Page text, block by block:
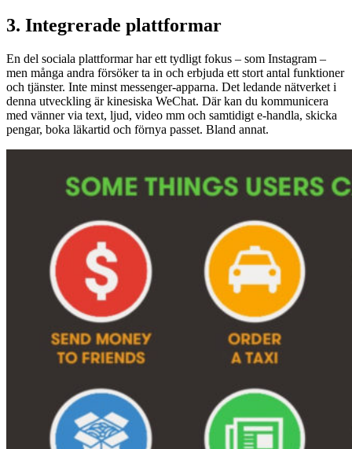
3. Integrerade plattformar
En del sociala plattformar har ett tydligt fokus – som Instagram –
men många andra försöker ta in och erbjuda ett stort antal funktioner
och tjänster. Inte minst messenger-apparna. Det ledande nätverket i
denna utveckling är kinesiska WeChat. Där kan du kommunicera
med vänner via text, ljud, video mm och samtidigt e-handla, skicka
pengar, boka läkartid och förnya passet. Bland annat.